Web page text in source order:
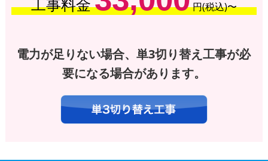
工事料金 円(税込)〜
電力が足りない場合、単3切り替え工事が必
要になる場合があります。